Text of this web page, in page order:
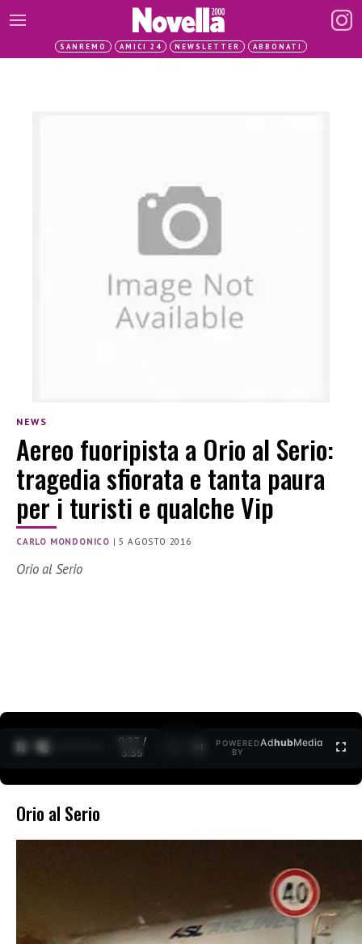
SANREMO AMICI 24 NEWSLETTER ABBONATI
NEWS
Aereo fuoripista a Orio al Serio:
tragedia sfiorata e tanta paura
per i turisti e qualche Vip
CARLO MONDONICO |5 AGOSTO 2016
Orio al Serio
0:27 /
3:35
POWERED
BY
AdhubMedia
Orio al Serio